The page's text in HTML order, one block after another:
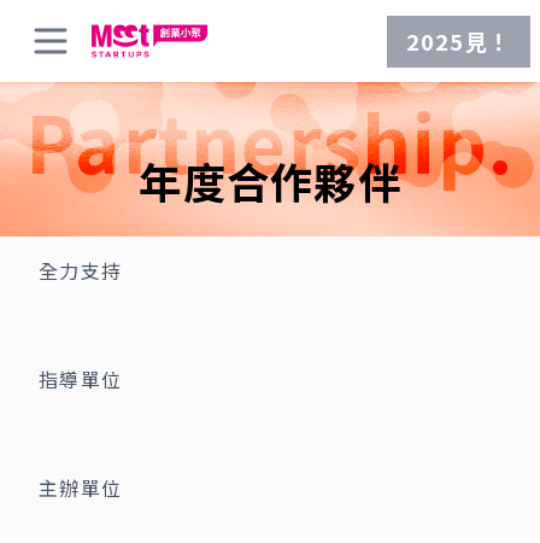
2025見！
Partnership.
年度合作夥伴
全力支持
指導單位
主辦單位